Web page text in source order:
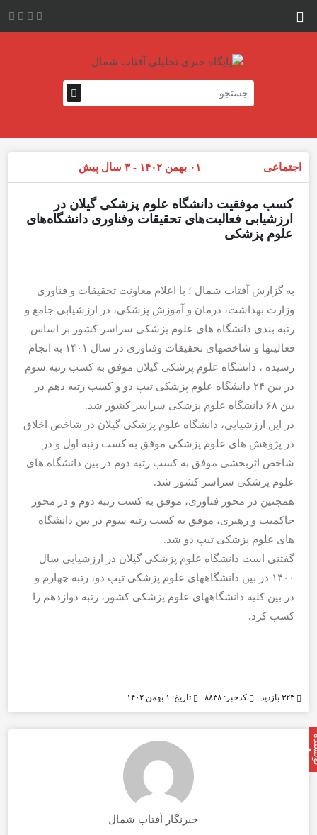
اجتماعی ۰۱ بهمن ۱۴۰۲ - ۳ سال پیش
کسب موفقیت دانشگاه علوم پزشکی گیلان در
ارزشیابی فعالیت‌های تحقیقات وفناوری دانشگاه‌های
علوم پزشکی
به گزارش آفتاب شمال ؛ با اعلام معاونت تحقیقات و فناوری
وزارت بهداشت، درمان و آموزش پزشکی، در ارزشیابی جامع و
رتبه بندی دانشگاه های علوم پزشکی سراسر کشور بر اساس
فعالیت‎ها و شاخص­های تحقیقات وفناوری در سال ۱۴۰۱ به انجام
رسیده ، دانشگاه علوم پزشکی گیلان موفق به کسب رتبه سوم
در بین ۲۴ دانشگاه علوم پزشکی تیپ دو و کسب رتبه دهم در
بین ۶۸ دانشگاه علوم پزشکی سراسر کشور شد.
در این ارزشیابی، دانشگاه علوم پزشکی گیلان در شاخص اخلاق
در پژوهش های علوم پزشکی موفق به کسب رتبه اول و در
شاخص اثربخشی موفق به کسب رتبه دوم در بین دانشگاه های
علوم پزشکی سراسر کشور شد.
همچنین در محور فناوری، موفق به کسب رتبه دوم و در محور
حاکمیت و رهبری، موفق به کسب رتبه سوم در بین دانشگاه
های علوم پزشکی تیپ دو شد.
گفتنی است دانشگاه علوم پزشکی گیلان در ارزشیابی سال
۱۴۰۰ در بین دانشگاه‎های علوم پزشکی تیپ دو، رتبه چهارم و
در بین کلیه دانشگاه‎های علوم پزشکی کشور، رتبه دوازدهم را
کسب کرد.
کدخبر: ۸۸۳۸ تاریخ: ۱ بهمن ۱۴۰۲
خبرنگار آفتاب شمال